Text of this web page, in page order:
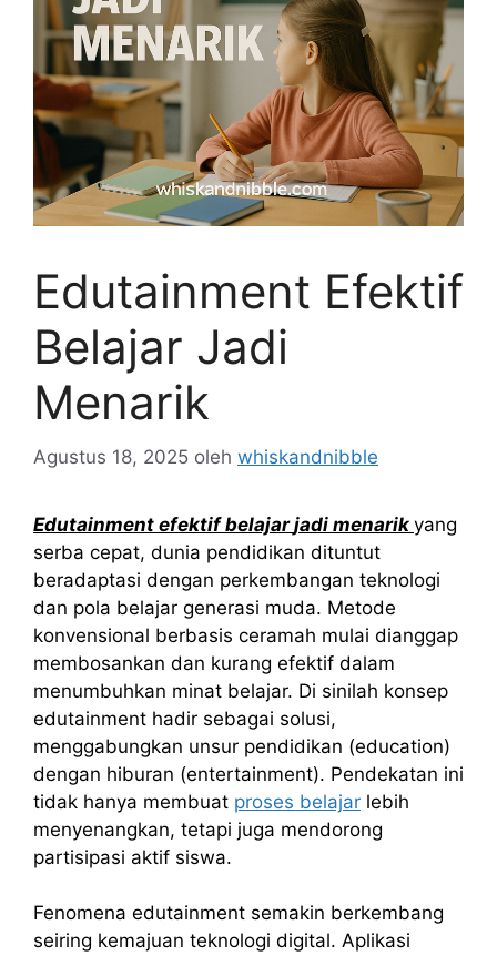
Edutainment Efektif
Belajar Jadi
Menarik
Agustus 18, 2025 oleh whiskandnibble
Edutainment efektif belajar jadi menarik yang
serba cepat, dunia pendidikan dituntut
beradaptasi dengan perkembangan teknologi
dan pola belajar generasi muda. Metode
konvensional berbasis ceramah mulai dianggap
membosankan dan kurang efektif dalam
menumbuhkan minat belajar. Di sinilah konsep
edutainment hadir sebagai solusi,
menggabungkan unsur pendidikan (education)
dengan hiburan (entertainment). Pendekatan ini
tidak hanya membuat proses belajar lebih
menyenangkan, tetapi juga mendorong
partisipasi aktif siswa.
Fenomena edutainment semakin berkembang
seiring kemajuan teknologi digital. Aplikasi